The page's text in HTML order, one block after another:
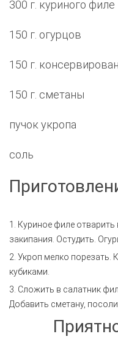
300 г. куриного филе
150 г. огурцов
150 г.
150 г. сметаны
пучок укропа
соль
1. Куриное филе отварить
закипания. Остудить.
2. Укроп мелко порезать.
кубиками.
3. Сложить в салатник
Добавить сметану,